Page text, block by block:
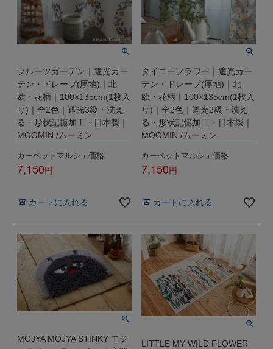
フルーツガーデン｜遮光カー
テン・ドレープ(厚地)｜北
欧・花柄｜100×135cm(1枚入
り)｜全2色｜遮光3級・洗え
る・形状記憶加工・日本製｜
MOOMIN /ムーミン
カーペットマルシェ価格
7,150
カートに入れる
タイニーフラワー｜遮光カー
テン・ドレープ(厚地)｜北
欧・花柄｜100×135cm(1枚入
り)｜全2色｜遮光2級・洗え
る・形状記憶加工・日本製｜
MOOMIN /ムーミン
カーペットマルシェ価格
7,150
カートに入れる
MOJYA MOJYA STINKY モジ
LITTLE MY WILD FLOWER